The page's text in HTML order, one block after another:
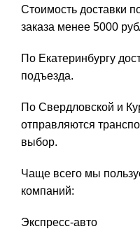
Стоимость доставки
заказа менее 5000
По Екатеринбургу
подъезда.
По Свердловской и
отправляются
выбор.
Чаще всего мы
компаний:
Экспресс-авто